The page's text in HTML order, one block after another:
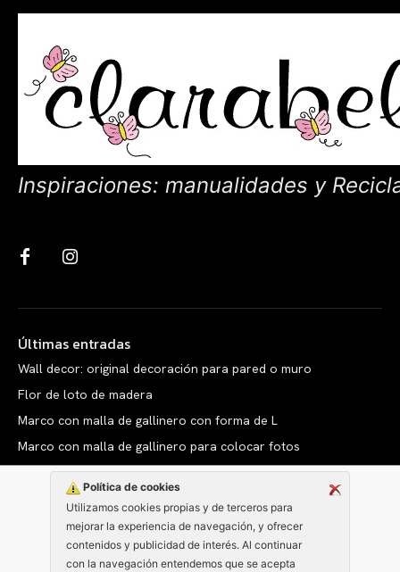
Política de cookies
Utilizamos cookies propias y de terceros para
mejorar la experiencia de navegación, y ofrecer
contenidos y publicidad de interés. Al continuar
con la navegación entendemos que se acepta
Inspiraciones: manualidades y
Últimas entradas
Wall decor: original decoración para pared o muro
Flor de loto de madera
Marco con malla de gallinero con forma de L
Marco con malla de gallinero para colocar fotos
Copyright © clarabelen.com